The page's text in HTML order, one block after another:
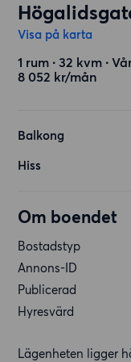
Visa på karta
1 rum ∙ 32 kvm ∙
8 052 kr/mån
Balkong
Hiss
Om boendet
Bostadstyp
Annons-ID
Publicerad
Hyresvärd
Lägenheten ligger